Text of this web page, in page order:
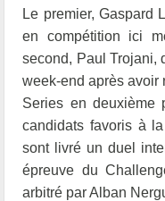
Le premier, Gaspard
en compétition ici
second, Paul Trojani,
week-end après avoir
Series en deuxième
candidats favoris à
sont livré un duel
épreuve du
arbitré par Alban